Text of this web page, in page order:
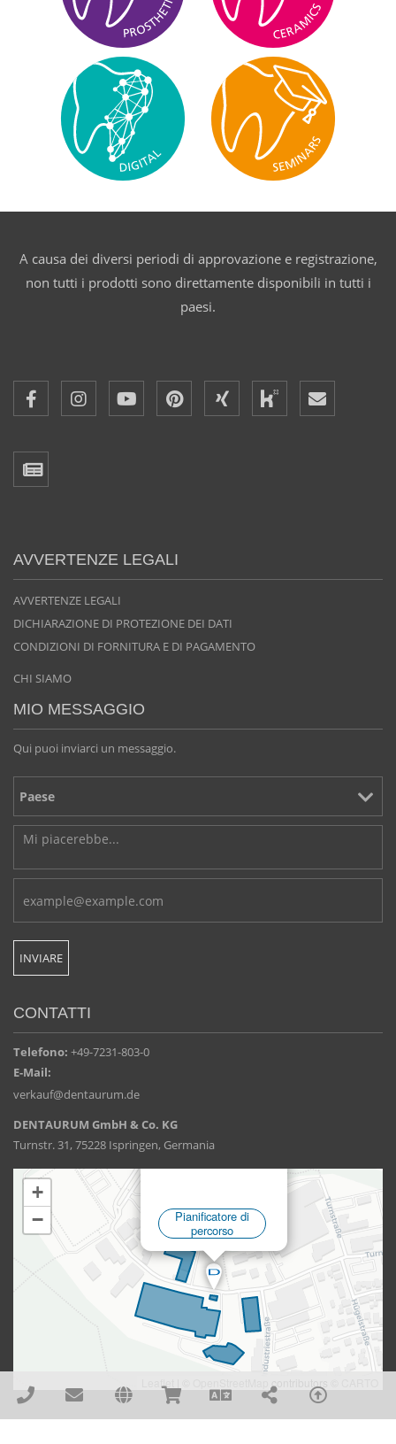
A causa dei diversi periodi di approvazione e registrazione,
non tutti i prodotti sono direttamente disponibili in tutti i
paesi.
AVVERTENZE LEGALI
AVVERTENZE LEGALI
DICHIARAZIONE DI PROTEZIONE DEI DATI
CONDIZIONI DI FORNITURA E DI PAGAMENTO
CHI SIAMO
MIO MESSAGGIO
Qui puoi inviarci un messaggio.
CONTATTI
Telefono: +49-7231-803-0
E-Mail:
verkauf@dentaurum.de
DENTAURUM GmbH & Co. KG
Turnstr. 31, 75228 Ispringen, Germania